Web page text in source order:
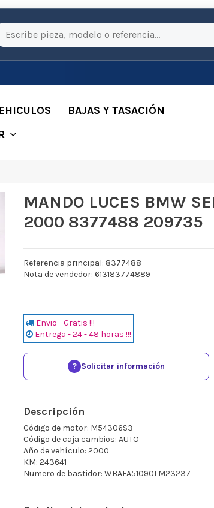
BAJAS Y TASACIÓN
MANDO LUCES BMW
2000 8377488 209735
Referencia principal: 8377488
Nota de vendedor: 613183774889
Envio - Gratis !!!
Entrega - 24 - 48 horas !!!
? Solicitar información
Descripción
Código de motor: M54306S3
Código de caja cambios: AUTO
Año de vehículo: 2000
KM: 243641
Numero de bastidor: WBAFA51090LM23237